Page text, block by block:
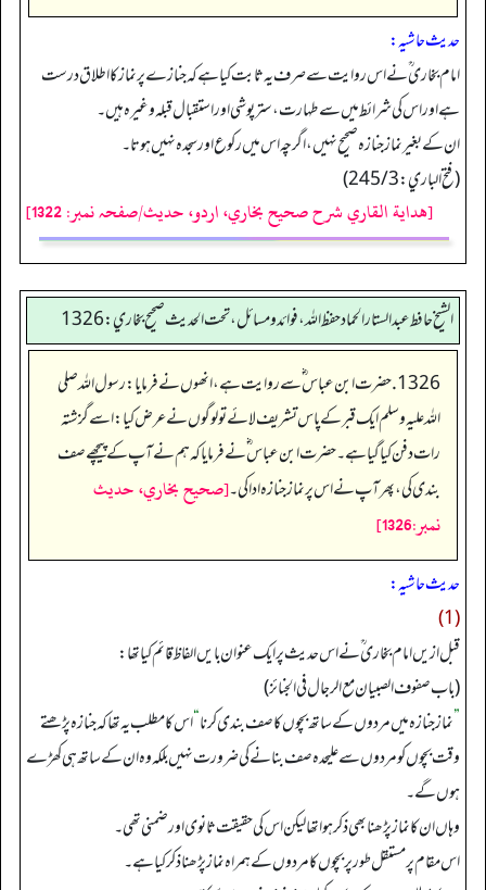
حدیث حاشیہ:
امام بخاری ؒ نے اس روایت سے صرف یہ ثابت کیا ہے کہ جنازے پر نماز کا اطلاق درست
ہے اور اس کی شرائط میں سے طہارت، ستر پوشی اور استقبال قبلہ وغیرہ ہیں۔
ان کے بغیر نماز جنازہ صحیح نہیں، اگرچہ اس میں رکوع اور سجدہ نہیں ہوتا۔
(فتح الباري: 245/3)
[هداية القاري شرح صحيح بخاري، اردو، حدیث/صفحہ نمبر: 1322]
الشيخ حافط عبدالستار الحماد حفظ الله، فوائد و مسائل، تحت الحديث صحيح بخاري:1326
1326. حضرت ابن عباس ؓ سے روایت ہے،انھوں نے فرمایا:رسول اللہ صلی
اللہ علیہ وسلم ایک قبر کے پاس تشریف لائے تو لوگوں نے عرض کیا:اسے گزشتہ
رات دفن کیا گیا ہے۔ حضرت ابن عباس ؓ نے فرمایا کہ ہم نے آپ کے پیچھے صف
بندی کی، پھر آپ نے اس پر نماز جنازہ ادا کی۔[صحيح بخاري، حديث
نمبر:1326]
حدیث حاشیہ:
(1)
قبل ازیں امام بخارى ؒ نے اس حدیث پر ایک عنوان بایں الفاظ قائم کیا تھا:
(باب صفوف الصبيان مع الرجال في الجنائز)
”نماز جنازہ میں مردوں کے ساتھ بچوں کا صف بندی کرنا“اس کا مطلب یہ تھا کہ جنازہ پڑھتے
وقت بچوں کو مردوں سے علیحدہ صف بنانے کی ضرورت نہیں بلکہ وہ ان کے ساتھ ہی کھڑے
ہوں گے۔
وہاں ان کا نماز پڑھنا بھی ذکر ہوا تھا لیکن اس کی حقیقت ثانوی اور ضمنی تھی۔
اس مقام پر مستقل طور پر بچوں کا مردوں کے ہمراہ نماز پڑھنا ذکر کیا ہے۔